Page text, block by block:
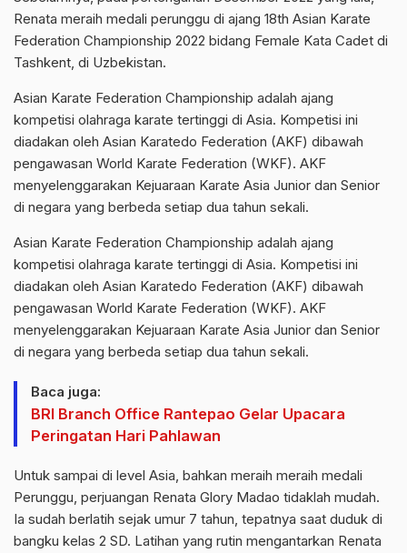
Renata meraih medali perunggu di ajang 18th Asian Karate
Federation Championship 2022 bidang Female Kata Cadet di
Tashkent, di Uzbekistan.
Asian Karate Federation Championship adalah ajang
kompetisi olahraga karate tertinggi di Asia. Kompetisi ini
diadakan oleh Asian Karatedo Federation (AKF) dibawah
pengawasan World Karate Federation (WKF). AKF
menyelenggarakan Kejuaraan Karate Asia Junior dan Senior
di negara yang berbeda setiap dua tahun sekali.
Asian Karate Federation Championship adalah ajang
kompetisi olahraga karate tertinggi di Asia. Kompetisi ini
diadakan oleh Asian Karatedo Federation (AKF) dibawah
pengawasan World Karate Federation (WKF). AKF
menyelenggarakan Kejuaraan Karate Asia Junior dan Senior
di negara yang berbeda setiap dua tahun sekali.
Baca juga:
BRI Branch Office Rantepao Gelar Upacara
Peringatan Hari Pahlawan
Untuk sampai di level Asia, bahkan meraih meraih medali
Perunggu, perjuangan Renata Glory Madao tidaklah mudah.
Ia sudah berlatih sejak umur 7 tahun, tepatnya saat duduk di
bangku kelas 2 SD. Latihan yang rutin mengantarkan Renata